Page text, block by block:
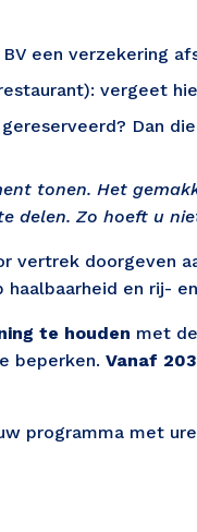
BV een verzekering
vergeet
Dan
tonen. Het
delen. Zo hoeft u
vertrek doorgeven
en rij-
te houden met
beperken. Vanaf
programma met